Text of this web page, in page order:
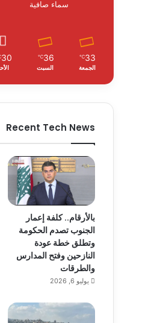
سماء صافية
33
℃
الجمعة
36
℃
السبت
30
Recent Tech News
بالأرقام.. كلفة إعمار
الجنوب تصدم الحكومة
وتطلق خطة عودة
النازحين وفتح المدارس
والطرقات
يوليو 6, 2026